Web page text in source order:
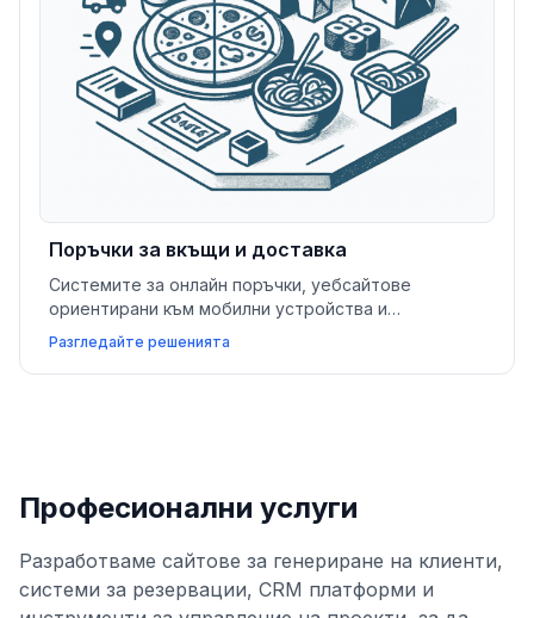
Поръчки за вкъщи и доставка
Системите за онлайн поръчки, уебсайтове
ориентирани към мобилни устройства и
интеграции с приложения за доставка помагат на
бизнесите с поръчки за вкъщи и бързо хранене да
оптимизират операции и увеличат повторните
Разгледайте решенията
Професионални услуги
Разработваме сайтове за генериране на клиенти,
системи за резервации, CRM платформи и